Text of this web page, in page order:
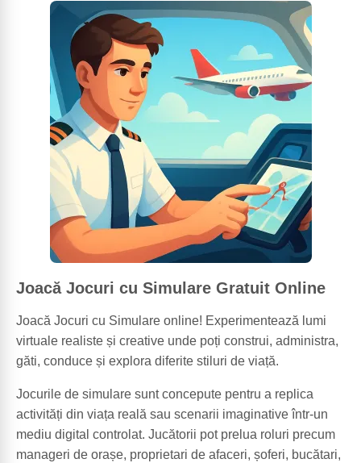
Joacă Jocuri cu Simulare Gratuit Online
Joacă Jocuri cu Simulare online! Experimentează lumi
virtuale realiste și creative unde poți construi, administra,
găti, conduce și explora diferite stiluri de viață.
Jocurile de simulare sunt concepute pentru a replica
activități din viața reală sau scenarii imaginative într-un
mediu digital controlat. Jucătorii pot prelua roluri precum
manageri de orașe, proprietari de afaceri, șoferi, bucătari,